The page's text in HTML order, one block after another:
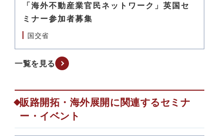
「海外不動産業官民ネットワーク」英国セ
ミナー参加者募集
国交省
一覧を見る
販路開拓・海外展開に関連するセミナ
ー・イベント